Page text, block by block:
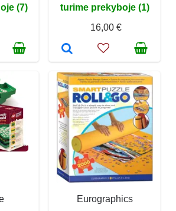
(7)
turime prekyboje (1)
16,00 €
Eurographics